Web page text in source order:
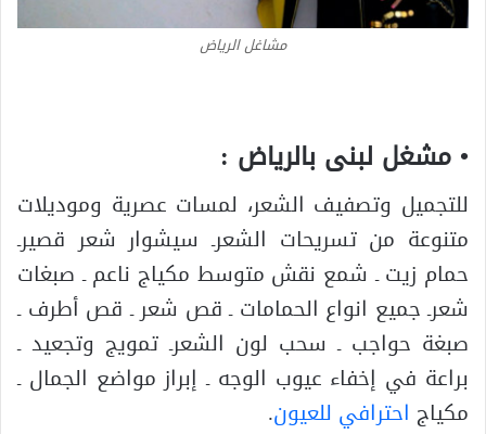
مشاغل الرياض
• مشغل لبنى بالرياض :
للتجميل وتصفيف الشعر، لمسات عصرية وموديلات
متنوعة من تسريحات الشعرـ سيشوار شعر قصيرـ
حمام زيت ـ شمع نقش متوسط مكياج ناعم ـ صبغات
شعرـ جميع انواع الحمامات ـ قص شعر ـ قص أطرف ـ
صبغة حواجب ـ سحب لون الشعرـ تمويج وتجعيد ـ
براعة في إخفاء عيوب الوجه ـ إبراز مواضع الجمال ـ
مكياج احترافي للعيون.